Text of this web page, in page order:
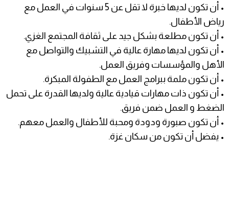
• أن تكون لديها خبرة لا تقل عن 5 سنوات في العمل مع
رياض الأطفال.
• أن تكون مطلعة بشكل جيد على ثقافة المجتمع الغزي.
• أن تكون لديها مهارة عالية في التشبيك والتواصل مع
الأهل والمؤسسات وفريق العمل.
• أن تكون ملمة ببرامج العمل مع الطفولة المبكرة.
• أن تكون ذات مهارات قيادية عالية ولديها القدرة على تحمل
الضغط و العمل ضمن فريق.
• أن تكون صبورة ودودة ومحبة للأطفال والعمل معهم.
• يفضل أن تكون من سكان غزة.